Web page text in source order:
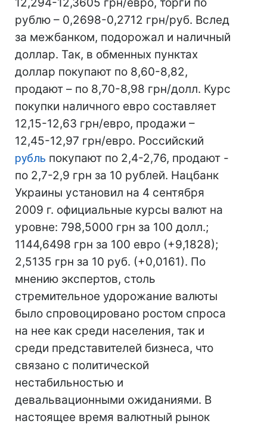
рублю – 0,2698-0,2712 грн/руб. Вслед
за межбанком, подорожал и наличный
доллар. Так, в обменных пунктах
доллар покупают по 8,60-8,82,
продают – по 8,70-8,98 грн/долл. Курс
покупки наличного евро составляет
12,15-12,63 грн/евро, продажи –
12,45-12,97 грн/евро. Российский
рубль покупают по 2,4-2,76, продают -
по 2,7-2,9 грн за 10 рублей. Нацбанк
Украины установил на 4 сентября
2009 г. официальные курсы валют на
уровне: 798,5000 грн за 100 долл.;
1144,6498 грн за 100 евро (+9,1828);
2,5135 грн за 10 руб. (+0,0161). По
мнению экспертов, столь
стремительное удорожание валюты
было спровоцировано ростом спроса
на нее как среди населения, так и
среди представителей бизнеса, что
связано с политической
нестабильностью и
девальвационными ожиданиями. В
настоящее время валютный рынок